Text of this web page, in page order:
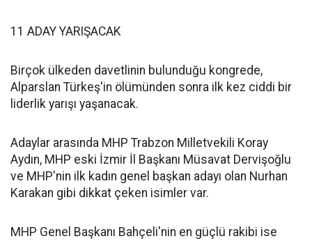
11 ADAY YARIŞACAK
Birçok ülkeden davetlinin bulunduğu kongrede,
Alparslan Türkeş'in ölümünden sonra ilk kez ciddi bir
liderlik yarışı yaşanacak.
Adaylar arasında MHP Trabzon Milletvekili Koray
Aydın, MHP eski İzmir İl Başkanı Müsavat Dervişoğlu
ve MHP'nin ilk kadın genel başkan adayı olan Nurhan
Karakan gibi dikkat çeken isimler var.
MHP Genel Başkanı Bahçeli'nin en güçlü rakibi ise